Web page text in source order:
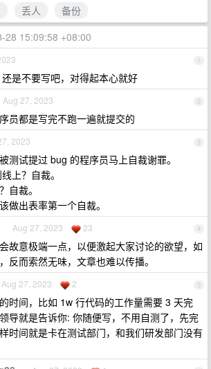
丢人
备份
28 15:09:58 +08:00
1
是不要写吧，对得起本心就好
2
Aug 27, 2023
员都是写完不跑一遍就提交的
3
2023
测试提过 bug 的程序员马上自裁谢罪。
上？自裁。
自裁。
做出表率第一个自裁。
4
Aug 27, 2023 23
故意极端一点，以便激起大家讨论的欲望，如
反而索然无味，文章也难以传播。
5
Aug 27, 2023 2
时间，比如 1w 行代码的工作量需要 3 天完
导就是告诉你: 你随便写，不用自测了，先完
时间就是卡在测试部门，和我们研发部门没有